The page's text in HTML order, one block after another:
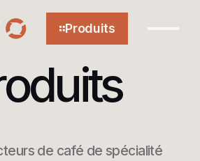
Produits
de café de spécialité